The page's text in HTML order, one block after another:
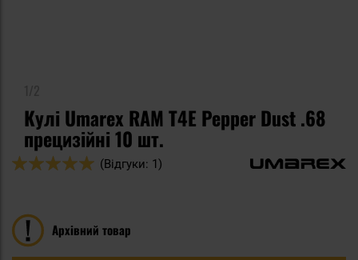
Кулі Umarex RAM T4E Pepper Dust .68
прецизійні 10 шт.
Оцінка:
(Відгуки: 1)
Архівний товар